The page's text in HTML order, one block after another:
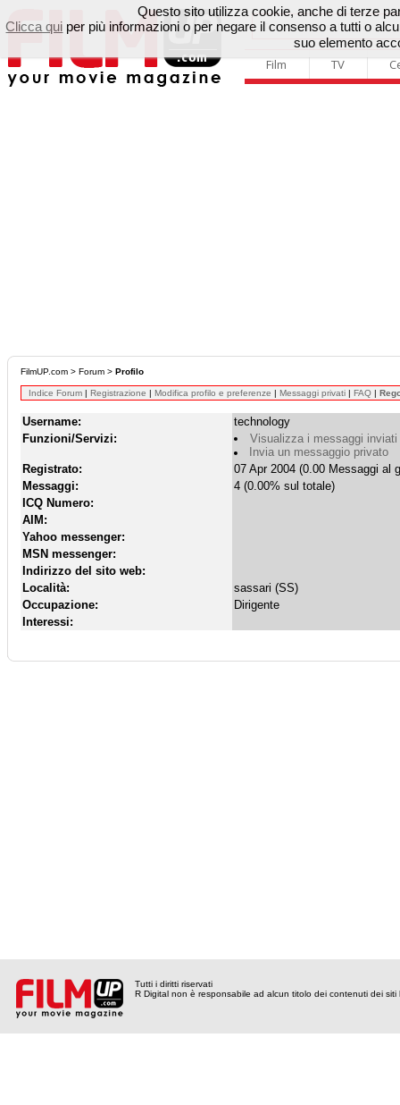
Film TV
FilmUP.com > Forum > Profilo
Indice Forum | Registrazione | Modifica profilo e preferenze | Messaggi privati | FAQ |
Username:
technology
Funzioni/Servizi:
Visualizza i messaggi
Invia un messaggio privato
Registrato:
07 Apr 2004 (0.00 Messaggi al
Messaggi:
4 (0.00% sul totale)
ICQ Numero:
AIM:
Yahoo messenger:
MSN messenger:
Indirizzo del sito web:
Località:
sassari (SS)
Occupazione:
Dirigente
Interessi:
Tutti i diritti riservati
R Digital non è responsabile ad alcun titolo dei contenuti dei siti
Questo sito utilizza cookie, anche di terze
Clicca qui per più informazioni o per negare il consenso a tutti o
suo elemento